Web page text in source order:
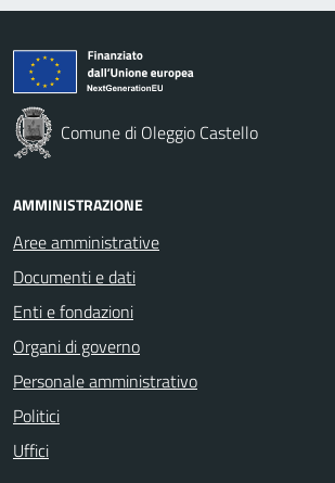
Comune di Oleggio Castello
AMMINISTRAZIONE
Aree amministrative
Documenti e dati
Enti e fondazioni
Organi di governo
Personale amministrativo
Politici
Uffici